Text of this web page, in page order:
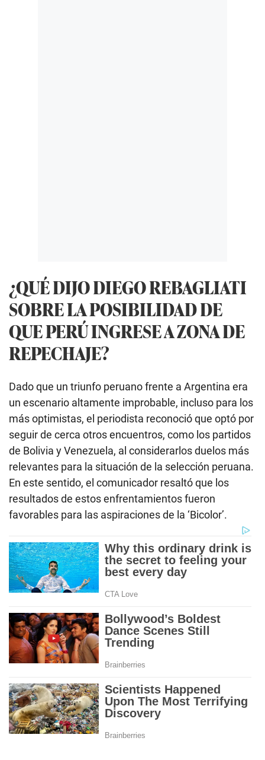
¿QUÉ DIJO DIEGO REBAGLIATI
SOBRE LA POSIBILIDAD DE
QUE PERÚ INGRESE A ZONA DE
REPECHAJE?
Dado que un triunfo peruano frente a Argentina era
un escenario altamente improbable, incluso para los
más optimistas, el periodista reconoció que optó por
seguir de cerca otros encuentros, como los partidos
de Bolivia y Venezuela, al considerarlos duelos más
relevantes para la situación de la selección peruana.
En este sentido, el comunicador resaltó que los
resultados de estos enfrentamientos fueron
favorables para las aspiraciones de la ‘Bicolor’.